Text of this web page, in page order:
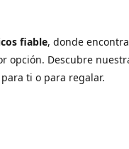
fiable, donde
opción. Descubre
ti o para regalar.